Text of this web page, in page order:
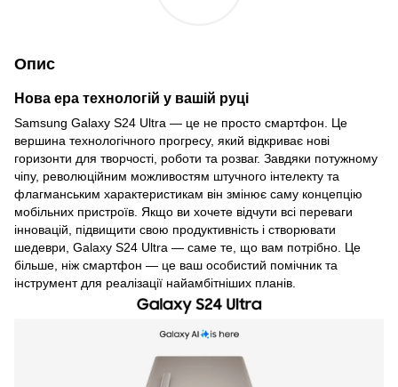
Опис
Нова ера технологій у вашій руці
Samsung Galaxy S24 Ultra — це не просто смартфон. Це
вершина технологічного прогресу, який відкриває нові
горизонти для творчості, роботи та розваг. Завдяки потужному
чіпу, революційним можливостям штучного інтелекту та
флагманським характеристикам він змінює саму концепцію
мобільних пристроїв. Якщо ви хочете відчути всі переваги
інновацій, підвищити свою продуктивність і створювати
шедеври, Galaxy S24 Ultra — саме те, що вам потрібно. Це
більше, ніж смартфон — це ваш особистий помічник та
інструмент для реалізації найамбітніших планів.